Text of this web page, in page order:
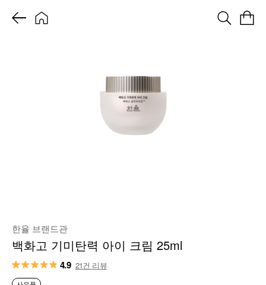
한율 브랜드관
백화고 기미탄력 아이 크림 25ml
4.9 21건 리뷰